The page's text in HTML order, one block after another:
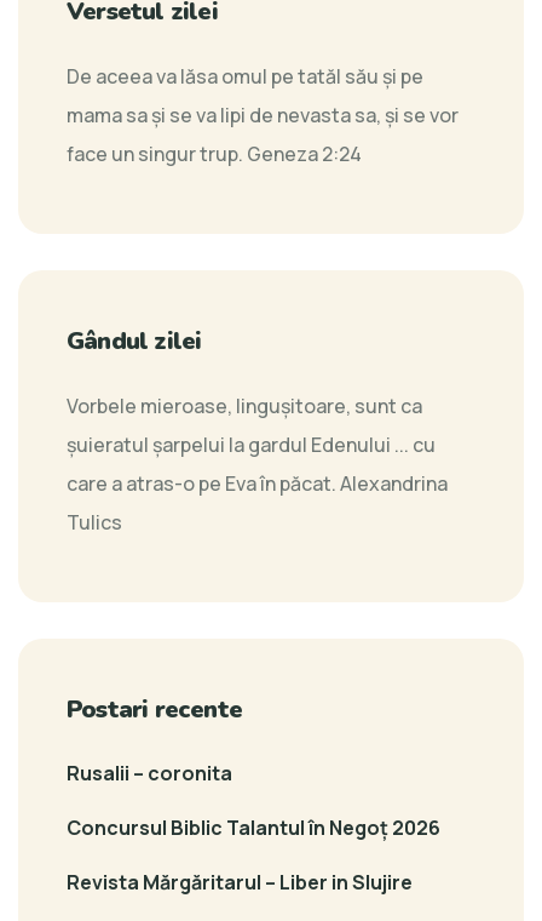
Versetul zilei
De aceea va lăsa omul pe tatăl său şi pe
mama sa şi se va lipi de nevasta sa, şi se vor
face un singur trup. Geneza 2:24
Gândul zilei
Vorbele mieroase, lingușitoare, sunt ca
șuieratul șarpelui la gardul Edenului ... cu
care a atras-o pe Eva în păcat.Alexandrina
Tulics
Postari recente
Rusalii – coronita
Concursul Biblic Talantul în Negoț 2026
Revista Mărgăritarul – Liber in Slujire